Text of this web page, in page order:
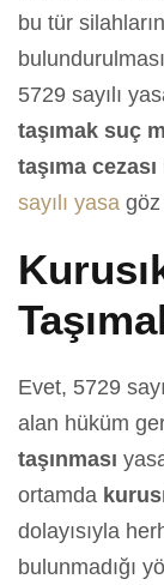
bu tür
5729 sayılı
taşımak suç
taşıma cezası
sayılı yasa göz
Evet, 5729
alan hüküm
taşınması
ortamda
dolayısıyla
bulunmadığı